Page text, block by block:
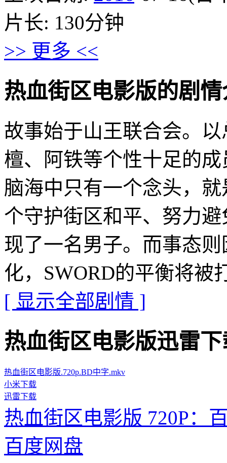
片长: 130分钟
>> 更多 <<
热血街区电影版的剧情
故事始于山王联合会。
檀、阿铁等个性十足的
脑海中只有一个念头，
个守护街区和平、努力
现了一名男子。而事态
化，SWORD的平衡将
[ 显示全部剧情 ]
热血街区电影版迅雷下
热血街区电影版.720p.BD中字.mkv
小米下载
迅雷下载
热血街区电影版 720P：
百度网盘